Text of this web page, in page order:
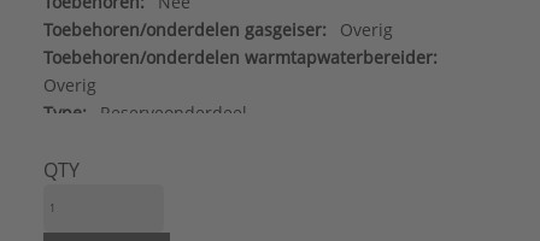
Toebehoren/onderdelen gasgeiser:
Overig
Toebehoren/onderdelen warmtapwaterbereider:
Overig
Type:
Reserveonderdeel
QTY